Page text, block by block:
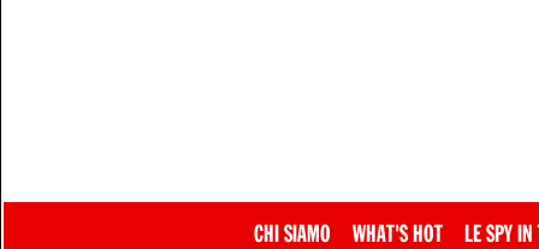
CHI SIAMO WHAT'S HOT LE SPY IN